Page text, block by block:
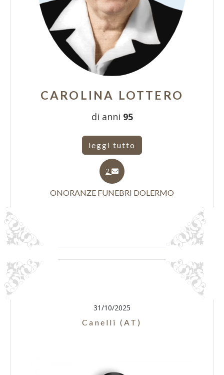
CAROLINA LOTTERO
di anni 95
leggi tutto
2
ONORANZE FUNEBRI DOLERMO
31/10/2025
Canelli (AT)